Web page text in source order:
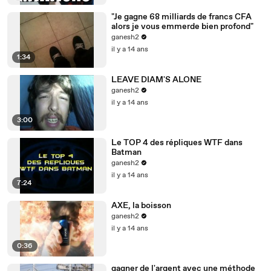
1:34
"Je gagne 68 milliards de francs CFA
alors je vous emmerde bien profond"
ganesh2
il y a 14 ans
3:00
LEAVE DIAM'S ALONE
ganesh2
il y a 14 ans
7:24
Le TOP 4 des répliques WTF dans
Batman
ganesh2
il y a 14 ans
0:36
AXE, la boisson
ganesh2
il y a 14 ans
gagner de l'argent avec une méthode